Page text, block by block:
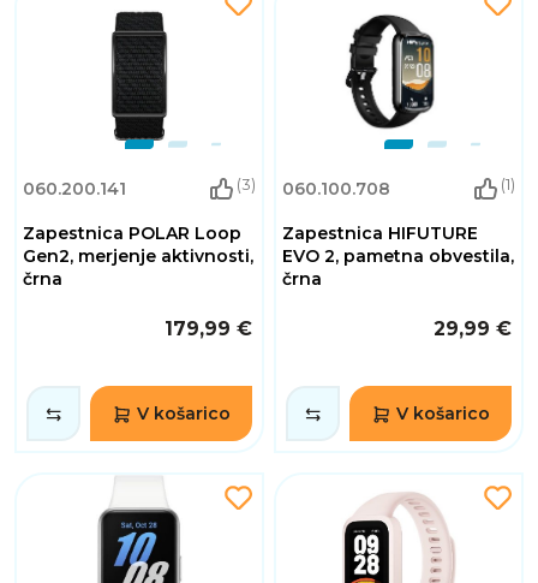
060.200.141 (3)
Zapestnica POLAR Loop
Gen2, merjenje aktivnosti,
črna
179,99 €
V košarico
060.100.708 (1)
Zapestnica HIFUTURE
EVO 2, pametna obvestila,
črna
29,99 €
V košarico